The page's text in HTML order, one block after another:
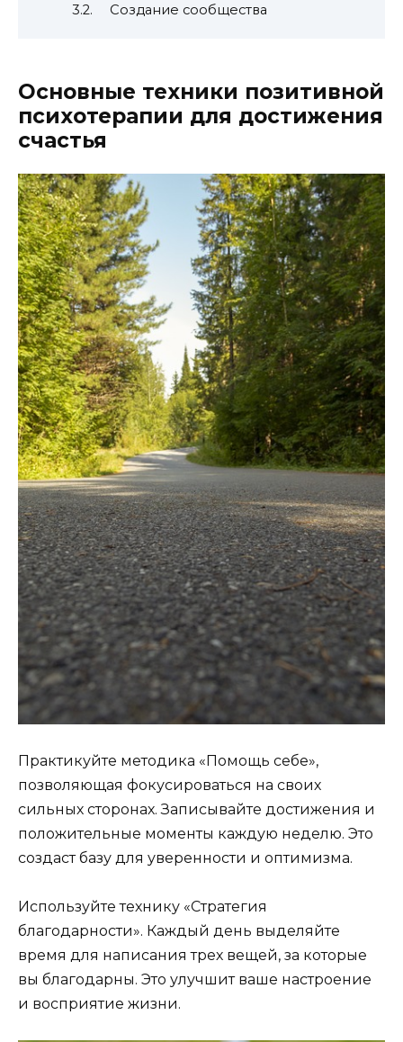
Создание сообщества
Основные техники позитивной
психотерапии для достижения
счастья
Практикуйте методика «Помощь себе»,
позволяющая фокусироваться на своих
сильных сторонах. Записывайте достижения и
положительные моменты каждую неделю. Это
создаст базу для уверенности и оптимизма.
Используйте технику «Стратегия
благодарности». Каждый день выделяйте
время для написания трех вещей, за которые
вы благодарны. Это улучшит ваше настроение
и восприятие жизни.